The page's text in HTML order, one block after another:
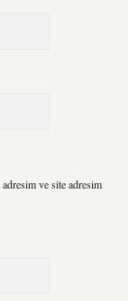
ve site adresim